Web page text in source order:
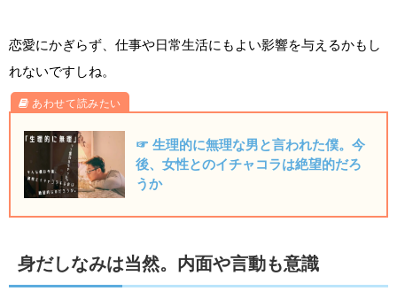
恋愛にかぎらず、仕事や日常生活にもよい影響を与えるかもし
れないですしね。
☞ 生理的に無理な男と言われた僕。今
後、女性とのイチャコラは絶望的だろ
うか
身だしなみは当然。内面や言動も意識